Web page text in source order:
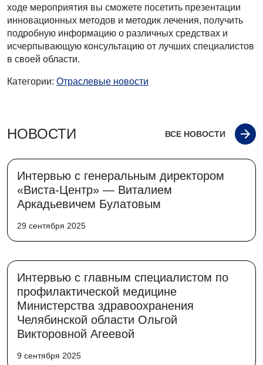
ходе мероприятия вы сможете посетить презентации
инновационных методов и методик лечения, получить
подробную информацию о различных средствах и
исчерпывающую консультацию от лучших специалистов
в своей области.
Категории: Отраслевые новости
НОВОСТИ ВСЕ НОВОСТИ
Интервью с генеральным директором
«Виста-Центр» — Виталием
Аркадьевичем Булатовым
29 сентября 2025
Интервью с главным специалистом по
профилактической медицине
Министерства здравоохранения
Челябинской области Ольгой
Викторовной Агеевой
9 сентября 2025